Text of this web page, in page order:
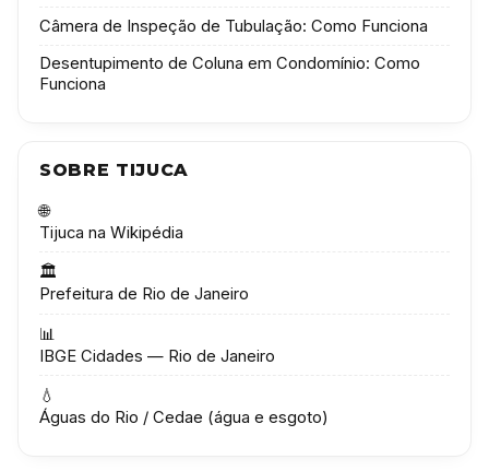
Câmera de Inspeção de Tubulação: Como Funciona
Desentupimento de Coluna em Condomínio: Como
Funciona
SOBRE TIJUCA
🌐
Tijuca na Wikipédia
🏛️
Prefeitura de Rio de Janeiro
📊
IBGE Cidades — Rio de Janeiro
💧
Águas do Rio / Cedae (água e esgoto)